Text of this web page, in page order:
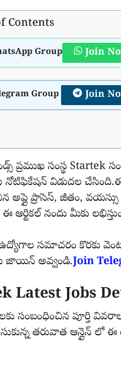
Contents
Group Join
Group Join
ప్రముఖ సంస్థ Startek
నోటిఫికేషన్ విడుదల
అప్లై ప్రాసెస్, జీతం,
నందు మీకు
సమాచరం కొరకు
జాయిన్ అవ్వండి.Join
Latest Jobs
సంబంధించిన పూర్తి
తరువాత ఆన్లైన్ లో ఈ